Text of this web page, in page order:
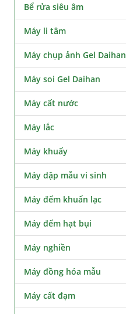
Bể rửa siêu âm
Máy li tâm
Máy chụp ảnh Gel Daihan
Máy soi Gel Daihan
Máy cất nước
Máy lắc
Máy khuấy
Máy dập mẫu vi sinh
Máy đếm khuẩn lạc
Máy đếm hạt bụi
Máy nghiền
Máy đồng hóa mẫu
Máy cất đạm